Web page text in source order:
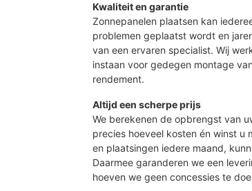
Kwaliteit en garantie
Zonnepanelen plaatsen kan
problemen geplaatst wordt en
van een ervaren specialist. Wij
instaan voor gedegen montage
rendement.
Altijd een scherpe prijs
We berekenen de opbrengst van
precies hoeveel kosten én winst u
en plaatsingen iedere maand,
Daarmee garanderen we een
hoeven we geen concessies te